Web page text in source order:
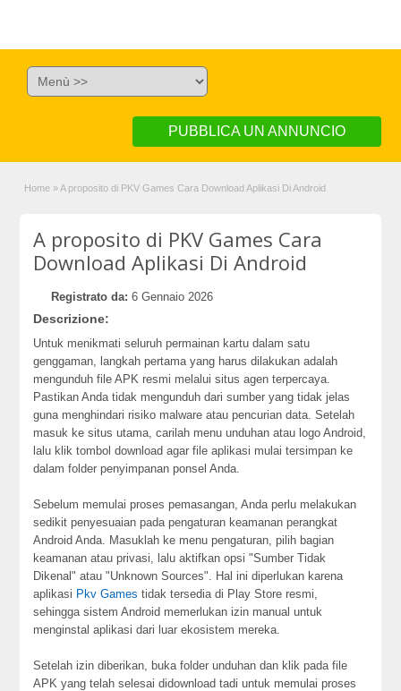
PUBBLICA UN ANNUNCIO
Home » A proposito di PKV Games Cara Download Aplikasi Di Android
A proposito di PKV Games Cara
Download Aplikasi Di Android
Registrato da: 6 Gennaio 2026
Descrizione:
Untuk menikmati seluruh permainan kartu dalam satu
genggaman, langkah pertama yang harus dilakukan adalah
mengunduh file APK resmi melalui situs agen terpercaya.
Pastikan Anda tidak mengunduh dari sumber yang tidak jelas
guna menghindari risiko malware atau pencurian data. Setelah
masuk ke situs utama, carilah menu unduhan atau logo Android,
lalu klik tombol download agar file aplikasi mulai tersimpan ke
dalam folder penyimpanan ponsel Anda.
Sebelum memulai proses pemasangan, Anda perlu melakukan
sedikit penyesuaian pada pengaturan keamanan perangkat
Android Anda. Masuklah ke menu pengaturan, pilih bagian
keamanan atau privasi, lalu aktifkan opsi "Sumber Tidak
Dikenal" atau "Unknown Sources". Hal ini diperlukan karena
aplikasi Pkv Games tidak tersedia di Play Store resmi,
sehingga sistem Android memerlukan izin manual untuk
menginstal aplikasi dari luar ekosistem mereka.
Setelah izin diberikan, buka folder unduhan dan klik pada file
APK yang telah selesai didownload tadi untuk memulai proses